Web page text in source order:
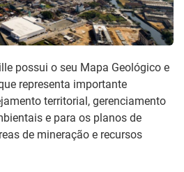
possui o seu Mapa Geológico e
representa importante
territorial, gerenciamento
e para os planos de
de mineração e recursos